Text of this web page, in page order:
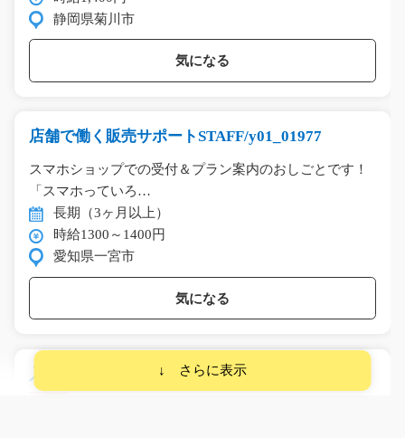
静岡県菊川市
気になる
店舗で働く販売サポートSTAFF/y01_01977
スマホショップでの受付＆プラン案内のおしごとです！
「スマホっていろ…
長期（3ヶ月以上）
時給1300～1400円
愛知県一宮市
気になる
入荷作業 物流倉庫内にて家電や雑貨/i02_01018